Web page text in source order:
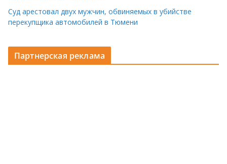
Суд арестовал двух мужчин, обвиняемых в убийстве
перекупщика автомобилей в Тюмени
Партнерская реклама